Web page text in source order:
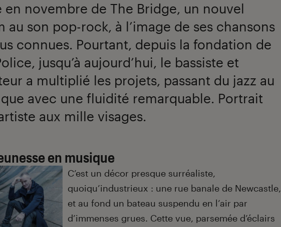
en novembre de The Bridge, un nouvel
au son pop-rock, à l’image de ses chansons
connues. Pourtant, depuis la fondation de
jusqu’à aujourd’hui, le bassiste et
a multiplié les projets, passant du jazz au
avec une fluidité remarquable. Portrait
aux mille visages.
en musique
C’est un décor presque surréaliste,
quoiqu’industrieux : une rue banale de Newcastle,
et au fond un bateau suspendu en l’air par
d’immenses grues. Cette vue, parsemée d’éclairs